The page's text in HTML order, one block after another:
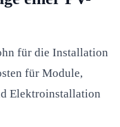
für die Installation
für Module,
Elektroinstallation